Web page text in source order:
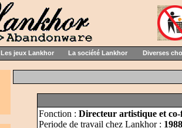
Les jeux Lankhor La société Lankhor Diverses
Fonction : Directeur artistique et
Periode de travail chez Lankhor :